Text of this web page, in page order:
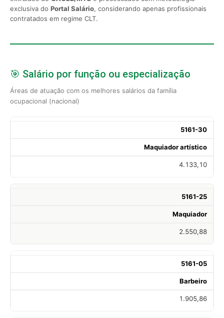
exclusiva do Portal Salário, considerando apenas profissionais
contratados em regime CLT.
🎯 Salário por função ou especialização
Áreas de atuação com os melhores salários da família
ocupacional (nacional)
5161-30
Maquiador artístico
4.133,10
5161-25
Maquiador
2.550,88
5161-05
Barbeiro
1.905,86